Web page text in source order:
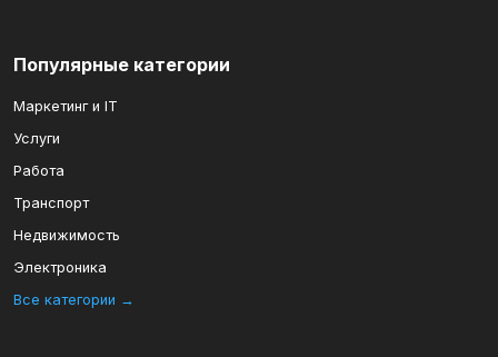
Популярные категории
Маркетинг и IT
Услуги
Работа
Транспорт
Недвижимость
Электроника
Все категории →